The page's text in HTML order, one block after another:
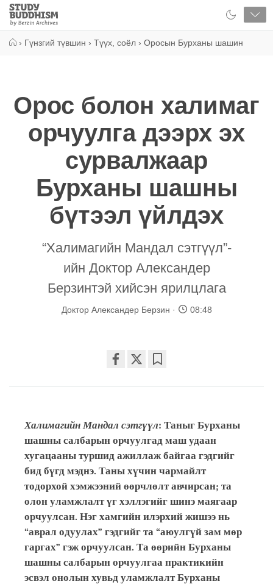
Close
Study
Buddhism
› Гүнзгий түвшин › Түүх, соёл › Оросын Бурханы шашин
Орос болон халимаг
орчуулга дээрх эх
сурвалжаар
Бурханы шашны
бүтээл үйлдэх
“Халимагийн Мандал сэтгүүл”-
ийн Доктор Александер
Берзинтэй хийсэн ярилцлага
Доктор Александер Берзин 08:48
on
Халимагийн Мандал сэтгүүл: Таныг Бурханы
шашны салбарын орчуулгад маш удаан
хугацааны туршид ажиллаж байгаа гэдгийг
бид бүгд мэднэ. Таны хүчин чармайлт
тодорхой хэмжээний өөрчлөлт авчирсан; та
олон уламжлалт үг хэллэгийг шинэ маягаар
орчуулсан. Нэг хамгийн илэрхий жишээ нь
“аврал одуулах” гэдгийг та “аюулгүй зам мөр
гаргах” гэж орчуулсан. Та өөрийн Бурханы
шашны салбарын орчуулгаа практикийн
эсвэл онолын хувьд уламжлалт Бурханы